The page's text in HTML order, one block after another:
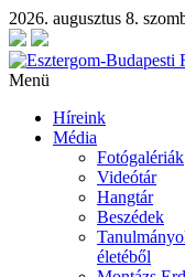
2026. augusztus 8.
Menü
Híreink
Média
Fotógalériák
Videótár
Hangtár
Beszédek
életéből